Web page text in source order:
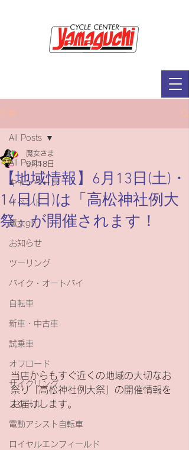
All Posts
キャンペーン
イベント
魔女girl
お知らせ
ツーリング
バイク・オートバイ
自転車
新車・中古車
試乗車
オフロード
サイクリング
スクール
電動アシスト自転車
ロイヤルエンフィールド
All Posts
【地域情報】6月13日(土)・
14日(日)は「高松神社例大
祭」が開催されます！
魔女さま
5月18日
当店からもすぐ近くの地域の大切なお
祭り「高松神社例大祭」の開催情報を
お届けします。